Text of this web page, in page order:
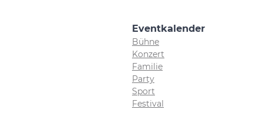
Eventkalender
Bühne
Konzert
Familie
Party
Sport
Festival